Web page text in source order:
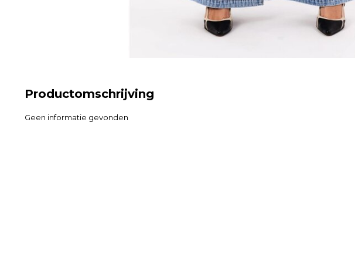
Productomschrijving
Geen informatie gevonden